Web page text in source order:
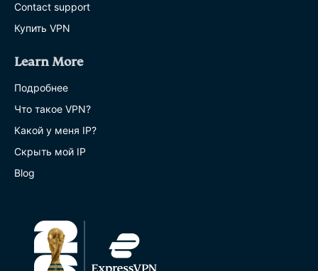
Contact support
Купить VPN
Learn More
Подробнее
Что такое VPN?
Какой у меня IP?
Скрыть мой IP
Blog